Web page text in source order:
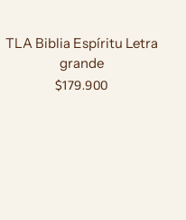
TLA Biblia Espíritu Letra
grande
Precio
$179.900